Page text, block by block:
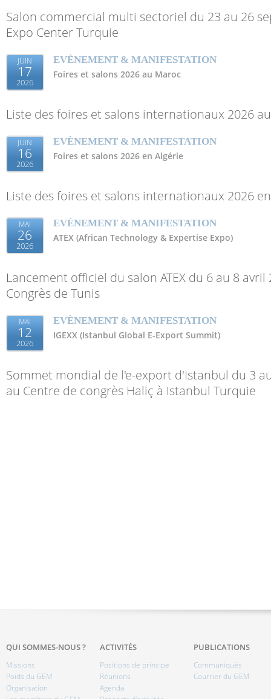
Salon commercial multi sectoriel du 23 au 26
Expo Center Turquie
JUIN
17
2026
EVÈNEMENT & MANIFESTATION
Foires et salons 2026 au Maroc
Liste des foires et salons internationaux 2026
JUIN
16
2026
EVÈNEMENT & MANIFESTATION
Foires et salons 2026 en Algérie
Liste des foires et salons internationaux 2026
MAI
26
2026
EVÈNEMENT & MANIFESTATION
ATEX (African Technology & Expertise Expo)
Lancement officiel du salon ATEX du 6 au 8 avril
Congrès de Tunis
MAI
12
2026
EVÈNEMENT & MANIFESTATION
IGEXX (Istanbul Global E-Export Summit)
Sommet mondial de l'e-export d'Istanbul du 3
au Centre de congrès Haliç à Istanbul Turquie
QUI SOMMES-NOUS ?
Missions
Poids du GEM
Organisation
ACTIVITÉS
Positions de principe
Réunions
Agenda
PUBLICATIONS
Communiqués
Courrier du GEM